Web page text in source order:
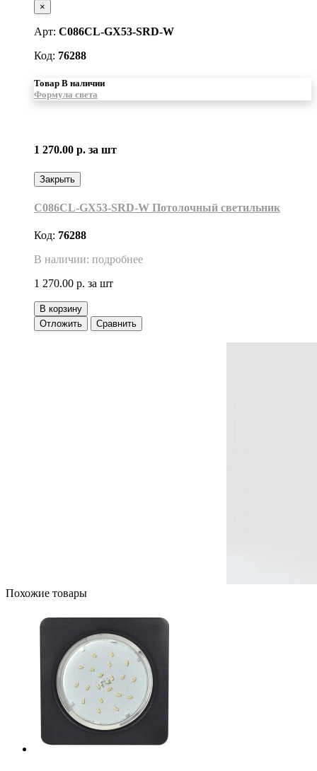
×
Арт: C086CL-GX53-SRD-W
Код: 76288
Товар В наличии
Формула света
1 270.00 р. за шт
Закрыть
C086CL-GX53-SRD-W Потолочный светильник
Код: 76288
В наличии: подробнее
1 270.00 р. за шт
В корзину
Отложить
Сравнить
Похожие товары